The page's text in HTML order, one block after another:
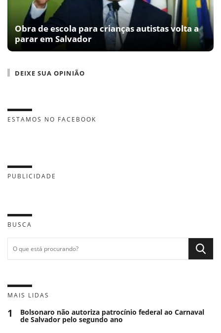
Obra de escola para crianças autistas volta a
parar em Salvador
DEIXE SUA OPINIÃO
ESTAMOS NO FACEBOOK
PUBLICIDADE
BUSCA
MAIS LIDAS
1 Bolsonaro não autoriza patrocínio federal ao Carnaval
de Salvador pelo segundo ano